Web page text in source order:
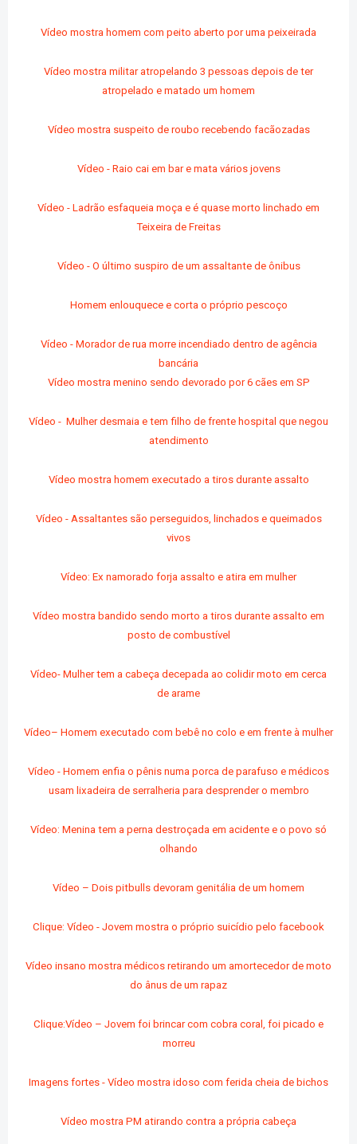
Vídeo mostra homem com peito aberto por uma peixeirada
Vídeo mostra militar atropelando 3 pessoas depois de ter
atropelado e matado um homem
Vídeo mostra suspeito de roubo recebendo facãozadas
Vídeo - Raio cai em bar e mata vários jovens
Vídeo - Ladrão esfaqueia moça e é quase morto linchado em
Teixeira de Freitas
Vídeo - O último suspiro de um assaltante de ônibus
Homem enlouquece e corta o próprio pescoço
Vídeo - Morador de rua morre incendiado dentro de agência
bancária
Vídeo mostra menino sendo devorado por 6 cães em SP
Vídeo - Mulher desmaia e tem filho de frente hospital que negou
atendimento
Vídeo mostra homem executado a tiros durante assalto
Vídeo - Assaltantes são perseguidos, linchados e queimados
vivos
Vídeo: Ex namorado forja assalto e atira em mulher
Vídeo mostra bandido sendo morto a tiros durante assalto em
posto de combustível
Vídeo- Mulher tem a cabeça decepada ao colidir moto em cerca
de arame
Vídeo– Homem executado com bebê no colo e em frente à mulher
Vídeo - Homem enfia o pênis numa porca de parafuso e médicos
usam lixadeira de serralheria para desprender o membro
Vídeo: Menina tem a perna destroçada em acidente e o povo só
olhando
Vídeo – Dois pitbulls devoram genitália de um homem
Clique: Vídeo - Jovem mostra o próprio suicídio pelo facebook
Vídeo insano mostra médicos retirando um amortecedor de moto
do ânus de um rapaz
Clique:Vídeo – Jovem foi brincar com cobra coral, foi picado e
morreu
Imagens fortes - Vídeo mostra idoso com ferida cheia de bichos
Vídeo mostra PM atirando contra a própria cabeça